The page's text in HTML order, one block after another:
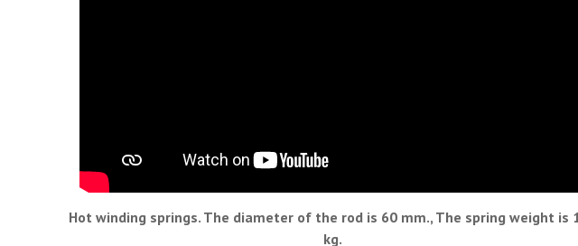
Hot winding springs. The diameter of the rod is 60 mm., The spring weight is
kg.